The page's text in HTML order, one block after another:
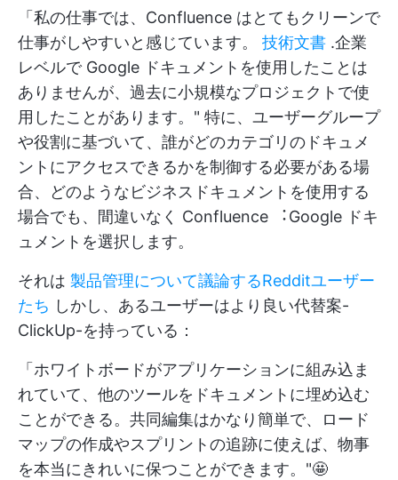
「私の仕事では、Confluence はとてもクリーンで
仕事がしやすいと感じています。 技術文書 .企業
レベルで Google ドキュメントを使用したことは
ありませんが、過去に小規模なプロジェクトで使
用したことがあります。" 特に、ユーザーグループ
や役割に基づいて、誰がどのカテゴリのドキュメ
ントにアクセスできるかを制御する必要がある場
合、どのようなビジネスドキュメントを使用する
場合でも、間違いなく Confluence ︓Google ドキ
ュメントを選択します。
それは 製品管理について議論するRedditユーザー
たち しかし、あるユーザーはより良い代替案-
ClickUp-を持っている：
「ホワイトボードがアプリケーションに組み込ま
れていて、他のツールをドキュメントに埋め込む
ことができる。共同編集はかなり簡単で、ロード
マップの作成やスプリントの追跡に使えば、物事
を本当にきれいに保つことができます。"🤩